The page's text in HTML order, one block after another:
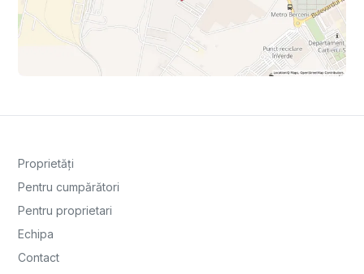
Proprietăți
Pentru cumpărători
Pentru proprietari
Echipa
Contact